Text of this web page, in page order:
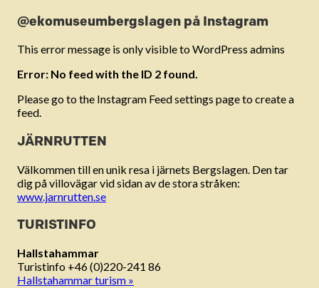
@ekomuseumbergslagen på Instagram
This error message is only visible to WordPress admins
Error: No feed with the ID 2 found.
Please go to the Instagram Feed settings page to create a
feed.
JÄRNRUTTEN
Välkommen till en unik resa i järnets Bergslagen. Den tar
dig på villovägar vid sidan av de stora stråken:
www.jarnrutten.se
TURISTINFO
Hallstahammar
Turistinfo +46 (0)220-241 86
Hallstahammar turism »